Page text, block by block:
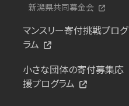
新潟県共同募金会
マンスリー寄付挑戦プログ
ラム
小さな団体の寄付募集応
援プログラム